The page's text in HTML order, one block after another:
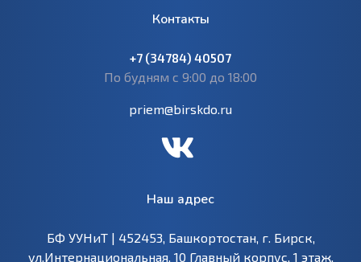
Контакты
+7 (34784) 40507
По будням с 9:00 до 18:00
priem@birskdo.ru
Наш адрес
БФ УУНиТ | 452453, Башкортостан, г. Бирск,
ул.Интернациональная, 10 Главный корпус, 1 этаж,